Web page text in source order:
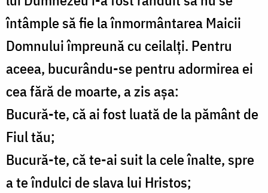
întâmple să fie la înmormântarea Maicii
Domnului împreună cu ceilalţi. Pentru
aceea, bucurându-se pentru adormirea ei
cea fără de moarte, a zis aşa:
Bucură-te, că ai fost luată de la pământ de
Fiul tău;
Bucură-te, că te-ai suit la cele înalte, spre
a te îndulci de slava lui Hristos;